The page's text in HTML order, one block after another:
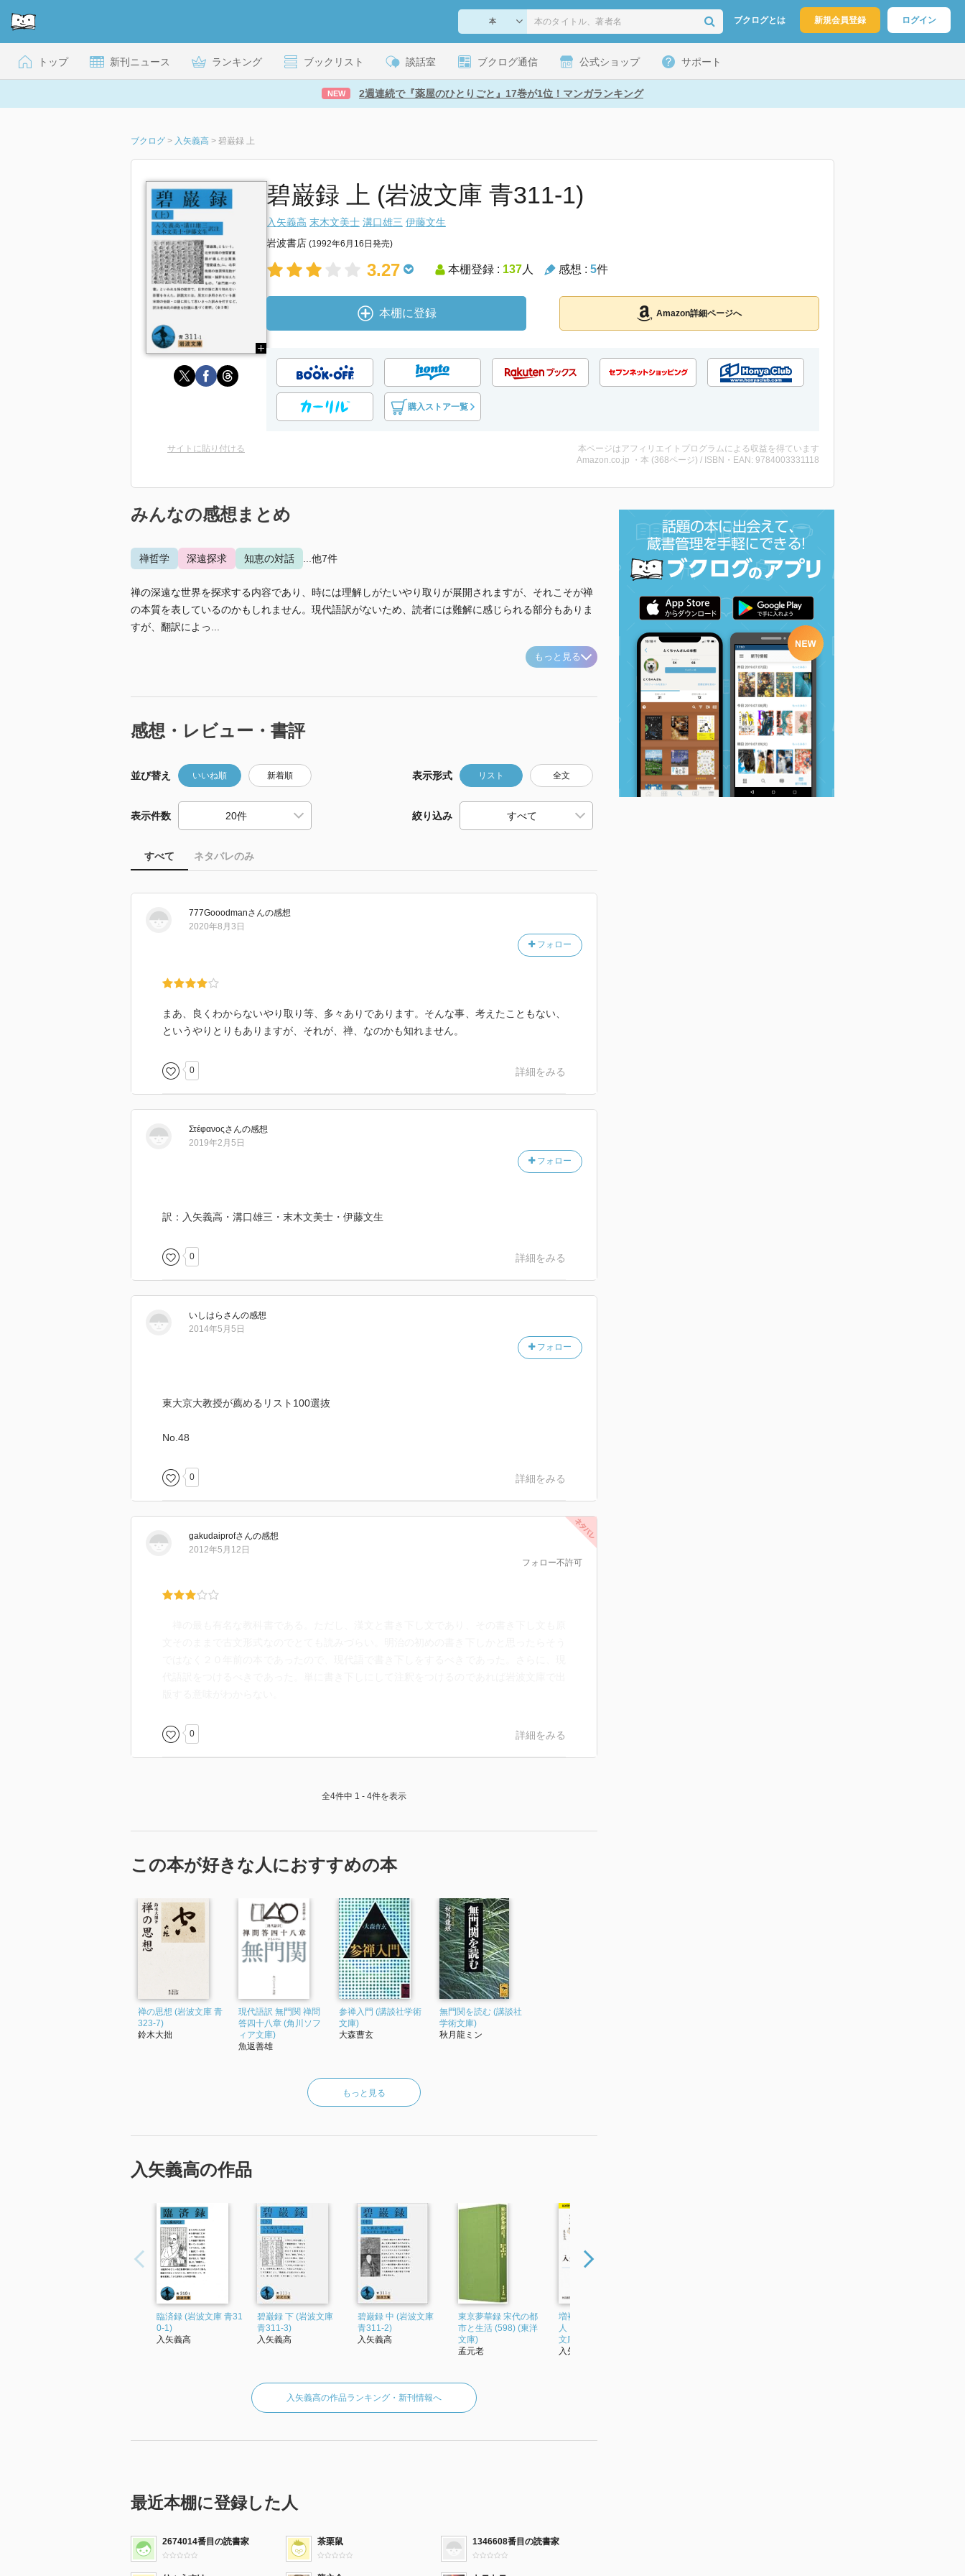
ブクログとは 新規会員登録 ログイン
トップ 新刊ニュース ランキング ブックリスト 談話室 ブクログ通信 公式ショップ サポート
NEW 2週連続で『薬屋のひとりごと』17巻が1位！マンガランキング
ブクログ > 入矢義高 > 碧巌録 上
碧巌録 上 (岩波文庫 青311-1)
入矢義高 末木文美士 溝口雄三 伊藤文生
岩波書店 (1992年6月16日発売)
3.27 本棚登録 : 137人 感想 : 5件
本棚に登録 Amazon詳細ページへ
購入ストア一覧
サイトに貼り付ける
本ページはアフィリエイトプログラムによる収益を得ています
Amazon.co.jp ・本 (368ページ) / ISBN・EAN: 9784003331118
みんなの感想まとめ
禅哲学 深遠探求 知恵の対話 ...他7件
禅の深遠な世界を探求する内容であり、時には理解しがたいやり取りが展開されますが、それこそが禅
の本質を表しているのかもしれません。現代語訳がないため、読者には難解に感じられる部分もありま
すが、翻訳によっ...
もっと見る
感想・レビュー・書評
並び替え いいね順 新着順 表示形式 リスト 全文
表示件数 絞り込み
すべて ネタバレのみ
777Gooodmanさんの感想
フォロー
2020年8月3日
まあ、良くわからないやり取り等、多々ありであります。そんな事、考えたこともない、
というやりとりもありますが、それが、禅、なのかも知れません。
0 詳細をみる
Στέφανοςさんの感想
フォロー
2019年2月5日
訳：入矢義高・溝口雄三・末木文美士・伊藤文生
0 詳細をみる
いしはら さんの感想
フォロー
2014年5月5日
東大京大教授が薦めるリスト100選抜
No.48
0 詳細をみる
gakudaiprofさんの感想
フォロー不許可
2012年5月12日
0 詳細をみる
全4件中 1 - 4件を表示
この本が好きな人におすすめの本
禅の思想 (岩波文庫 青
323-7)
鈴木大拙
現代語訳 無門関 禅問
答四十八章 (角川ソフ
ィア文庫)
魚返善雄
参禅入門 (講談社学術
文庫)
大森曹玄
無門関を読む (講談社
学術文庫)
秋月龍ミン
もっと見る
入矢義高の作品
臨済録 (岩波文庫 青31
0-1)
入矢義高
碧巌録 下 (岩波文庫
青311-3)
入矢義高
碧巌録 中 (岩波文庫
青311-2)
入矢義高
東京夢華録 宋代の都
市と生活 (598) (東洋
文庫)
孟元老
増補 自己と超越 禅・
人・ことば (岩波現代
文庫 学術260)
入矢義高
入矢義高の作品ランキング・新刊情報へ
最近本棚に登録した人
2674014番目の読書家 茶栗鼠 1346608番目の読書家